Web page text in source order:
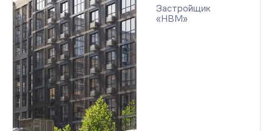
Застройщик
«НВМ»